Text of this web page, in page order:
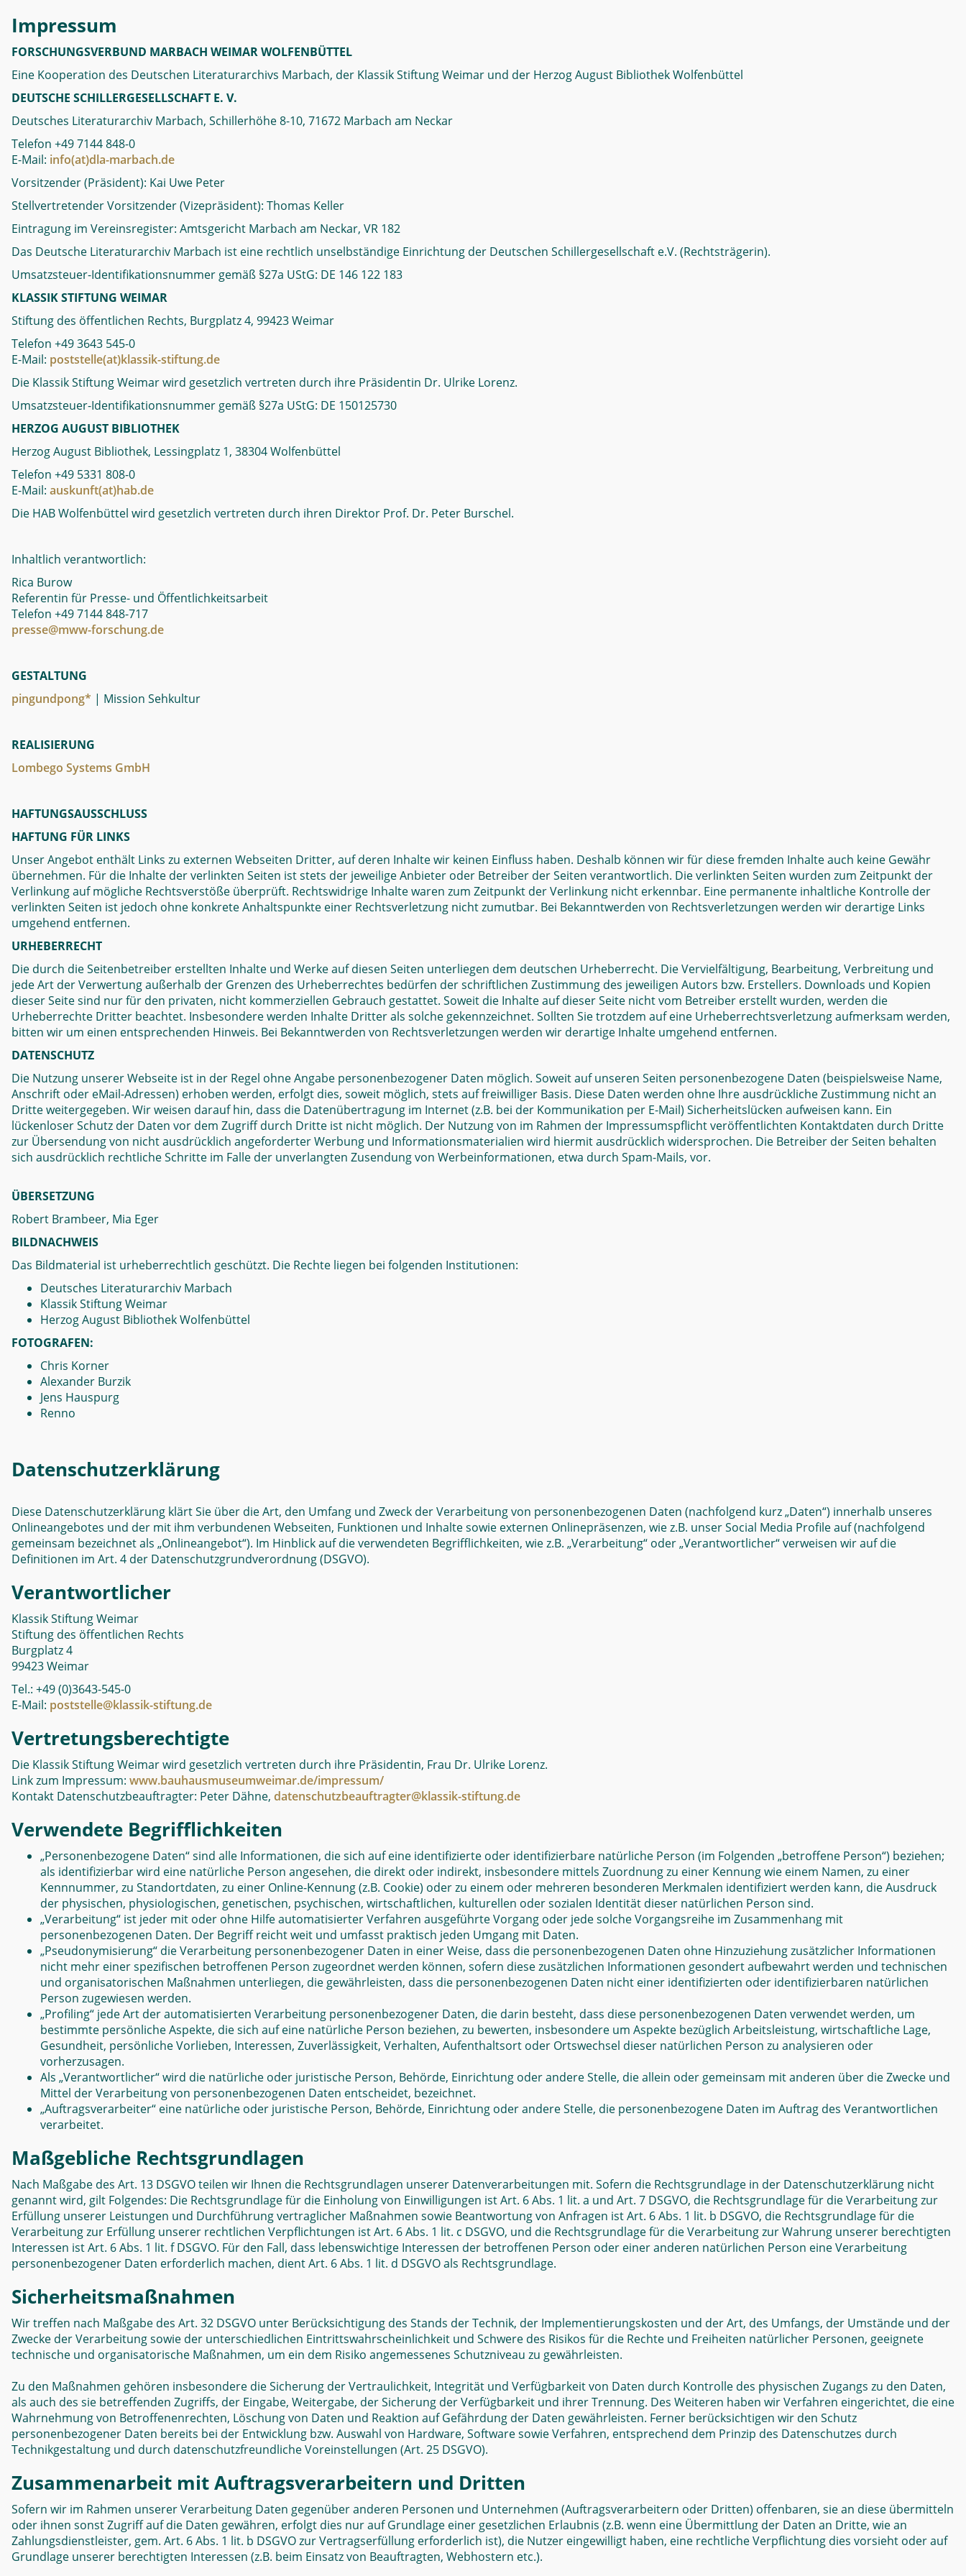
Impressum
FORSCHUNGSVERBUND MARBACH WEIMAR WOLFENBÜTTEL
Eine Kooperation des Deutschen Literaturarchivs Marbach, der Klassik Stiftung Weimar und der Herzog August Bibliothek Wolfenbüttel
DEUTSCHE SCHILLERGESELLSCHAFT E. V.
Deutsches Literaturarchiv Marbach, Schillerhöhe 8-10, 71672 Marbach am Neckar
Telefon +49 7144 848-0
E-Mail: info(at)dla-marbach.de
Vorsitzender (Präsident): Kai Uwe Peter
Stellvertretender Vorsitzender (Vizepräsident): Thomas Keller
Eintragung im Vereinsregister: Amtsgericht Marbach am Neckar, VR 182
Das Deutsche Literaturarchiv Marbach ist eine rechtlich unselbständige Einrichtung der Deutschen Schillergesellschaft e.V. (Rechtsträgerin).
Umsatzsteuer-Identifikationsnummer gemäß §27a UStG: DE 146 122 183
KLASSIK STIFTUNG WEIMAR
Stiftung des öffentlichen Rechts, Burgplatz 4, 99423 Weimar
Telefon +49 3643 545-0
E-Mail: poststelle(at)klassik-stiftung.de
Die Klassik Stiftung Weimar wird gesetzlich vertreten durch ihre Präsidentin Dr. Ulrike Lorenz.
Umsatzsteuer-Identifikationsnummer gemäß §27a UStG: DE 150125730
HERZOG AUGUST BIBLIOTHEK
Herzog August Bibliothek, Lessingplatz 1, 38304 Wolfenbüttel
Telefon +49 5331 808-0
E-Mail: auskunft(at)hab.de
Die HAB Wolfenbüttel wird gesetzlich vertreten durch ihren Direktor Prof. Dr. Peter Burschel.
Inhaltlich verantwortlich:
Rica Burow
Referentin für Presse- und Öffentlichkeitsarbeit
Telefon +49 7144 848-717
presse@mww-forschung.de
GESTALTUNG
pingundpong* | Mission Sehkultur
REALISIERUNG
Lombego Systems GmbH
HAFTUNGSAUSSCHLUSS
HAFTUNG FÜR LINKS
Unser Angebot enthält Links zu externen Webseiten Dritter, auf deren Inhalte wir keinen Einfluss haben. Deshalb können wir für diese fremden Inhalte auch keine Gewähr
übernehmen. Für die Inhalte der verlinkten Seiten ist stets der jeweilige Anbieter oder Betreiber der Seiten verantwortlich. Die verlinkten Seiten wurden zum Zeitpunkt der
Verlinkung auf mögliche Rechtsverstöße überprüft. Rechtswidrige Inhalte waren zum Zeitpunkt der Verlinkung nicht erkennbar. Eine permanente inhaltliche Kontrolle der
verlinkten Seiten ist jedoch ohne konkrete Anhaltspunkte einer Rechtsverletzung nicht zumutbar. Bei Bekanntwerden von Rechtsverletzungen werden wir derartige Links
umgehend entfernen.
URHEBERRECHT
Die durch die Seitenbetreiber erstellten Inhalte und Werke auf diesen Seiten unterliegen dem deutschen Urheberrecht. Die Vervielfältigung, Bearbeitung, Verbreitung und
jede Art der Verwertung außerhalb der Grenzen des Urheberrechtes bedürfen der schriftlichen Zustimmung des jeweiligen Autors bzw. Erstellers. Downloads und Kopien
dieser Seite sind nur für den privaten, nicht kommerziellen Gebrauch gestattet. Soweit die Inhalte auf dieser Seite nicht vom Betreiber erstellt wurden, werden die
Urheberrechte Dritter beachtet. Insbesondere werden Inhalte Dritter als solche gekennzeichnet. Sollten Sie trotzdem auf eine Urheberrechtsverletzung aufmerksam werden,
bitten wir um einen entsprechenden Hinweis. Bei Bekanntwerden von Rechtsverletzungen werden wir derartige Inhalte umgehend entfernen.
DATENSCHUTZ
Die Nutzung unserer Webseite ist in der Regel ohne Angabe personenbezogener Daten möglich. Soweit auf unseren Seiten personenbezogene Daten (beispielsweise Name,
Anschrift oder eMail-Adressen) erhoben werden, erfolgt dies, soweit möglich, stets auf freiwilliger Basis. Diese Daten werden ohne Ihre ausdrückliche Zustimmung nicht an
Dritte weitergegeben. Wir weisen darauf hin, dass die Datenübertragung im Internet (z.B. bei der Kommunikation per E-Mail) Sicherheitslücken aufweisen kann. Ein
lückenloser Schutz der Daten vor dem Zugriff durch Dritte ist nicht möglich. Der Nutzung von im Rahmen der Impressumspflicht veröffentlichten Kontaktdaten durch Dritte
zur Übersendung von nicht ausdrücklich angeforderter Werbung und Informationsmaterialien wird hiermit ausdrücklich widersprochen. Die Betreiber der Seiten behalten
sich ausdrücklich rechtliche Schritte im Falle der unverlangten Zusendung von Werbeinformationen, etwa durch Spam-Mails, vor.
ÜBERSETZUNG
Robert Brambeer, Mia Eger
BILDNACHWEIS
Das Bildmaterial ist urheberrechtlich geschützt. Die Rechte liegen bei folgenden Institutionen:
Deutsches Literaturarchiv Marbach
Klassik Stiftung Weimar
Herzog August Bibliothek Wolfenbüttel
FOTOGRAFEN:
Chris Korner
Alexander Burzik
Jens Hauspurg
Renno
Datenschutzerklärung
Diese Datenschutzerklärung klärt Sie über die Art, den Umfang und Zweck der Verarbeitung von personenbezogenen Daten (nachfolgend kurz „Daten“) innerhalb unseres
Onlineangebotes und der mit ihm verbundenen Webseiten, Funktionen und Inhalte sowie externen Onlinepräsenzen, wie z.B. unser Social Media Profile auf (nachfolgend
gemeinsam bezeichnet als „Onlineangebot“). Im Hinblick auf die verwendeten Begrifflichkeiten, wie z.B. „Verarbeitung“ oder „Verantwortlicher“ verweisen wir auf die
Definitionen im Art. 4 der Datenschutzgrundverordnung (DSGVO).
Verantwortlicher
Klassik Stiftung Weimar
Stiftung des öffentlichen Rechts
Burgplatz 4
99423 Weimar
Tel.: +49 (0)3643-545-0
E-Mail: poststelle@klassik-stiftung.de
Vertretungsberechtigte
Die Klassik Stiftung Weimar wird gesetzlich vertreten durch ihre Präsidentin, Frau Dr. Ulrike Lorenz.
Link zum Impressum: www.bauhausmuseumweimar.de/impressum/
Kontakt Datenschutzbeauftragter: Peter Dähne, datenschutzbeauftragter@klassik-stiftung.de
Verwendete Begrifflichkeiten
„Personenbezogene Daten“ sind alle Informationen, die sich auf eine identifizierte oder identifizierbare natürliche Person (im Folgenden „betroffene Person“) beziehen;
als identifizierbar wird eine natürliche Person angesehen, die direkt oder indirekt, insbesondere mittels Zuordnung zu einer Kennung wie einem Namen, zu einer
Kennnummer, zu Standortdaten, zu einer Online-Kennung (z.B. Cookie) oder zu einem oder mehreren besonderen Merkmalen identifiziert werden kann, die Ausdruck
der physischen, physiologischen, genetischen, psychischen, wirtschaftlichen, kulturellen oder sozialen Identität dieser natürlichen Person sind.
„Verarbeitung“ ist jeder mit oder ohne Hilfe automatisierter Verfahren ausgeführte Vorgang oder jede solche Vorgangsreihe im Zusammenhang mit
personenbezogenen Daten. Der Begriff reicht weit und umfasst praktisch jeden Umgang mit Daten.
„Pseudonymisierung“ die Verarbeitung personenbezogener Daten in einer Weise, dass die personenbezogenen Daten ohne Hinzuziehung zusätzlicher Informationen
nicht mehr einer spezifischen betroffenen Person zugeordnet werden können, sofern diese zusätzlichen Informationen gesondert aufbewahrt werden und technischen
und organisatorischen Maßnahmen unterliegen, die gewährleisten, dass die personenbezogenen Daten nicht einer identifizierten oder identifizierbaren natürlichen
Person zugewiesen werden.
„Profiling“ jede Art der automatisierten Verarbeitung personenbezogener Daten, die darin besteht, dass diese personenbezogenen Daten verwendet werden, um
bestimmte persönliche Aspekte, die sich auf eine natürliche Person beziehen, zu bewerten, insbesondere um Aspekte bezüglich Arbeitsleistung, wirtschaftliche Lage,
Gesundheit, persönliche Vorlieben, Interessen, Zuverlässigkeit, Verhalten, Aufenthaltsort oder Ortswechsel dieser natürlichen Person zu analysieren oder
vorherzusagen.
Als „Verantwortlicher“ wird die natürliche oder juristische Person, Behörde, Einrichtung oder andere Stelle, die allein oder gemeinsam mit anderen über die Zwecke und
Mittel der Verarbeitung von personenbezogenen Daten entscheidet, bezeichnet.
„Auftragsverarbeiter“ eine natürliche oder juristische Person, Behörde, Einrichtung oder andere Stelle, die personenbezogene Daten im Auftrag des Verantwortlichen
verarbeitet.
Maßgebliche Rechtsgrundlagen
Nach Maßgabe des Art. 13 DSGVO teilen wir Ihnen die Rechtsgrundlagen unserer Datenverarbeitungen mit. Sofern die Rechtsgrundlage in der Datenschutzerklärung nicht
genannt wird, gilt Folgendes: Die Rechtsgrundlage für die Einholung von Einwilligungen ist Art. 6 Abs. 1 lit. a und Art. 7 DSGVO, die Rechtsgrundlage für die Verarbeitung zur
Erfüllung unserer Leistungen und Durchführung vertraglicher Maßnahmen sowie Beantwortung von Anfragen ist Art. 6 Abs. 1 lit. b DSGVO, die Rechtsgrundlage für die
Verarbeitung zur Erfüllung unserer rechtlichen Verpflichtungen ist Art. 6 Abs. 1 lit. c DSGVO, und die Rechtsgrundlage für die Verarbeitung zur Wahrung unserer berechtigten
Interessen ist Art. 6 Abs. 1 lit. f DSGVO. Für den Fall, dass lebenswichtige Interessen der betroffenen Person oder einer anderen natürlichen Person eine Verarbeitung
personenbezogener Daten erforderlich machen, dient Art. 6 Abs. 1 lit. d DSGVO als Rechtsgrundlage.
Sicherheitsmaßnahmen
Wir treffen nach Maßgabe des Art. 32 DSGVO unter Berücksichtigung des Stands der Technik, der Implementierungskosten und der Art, des Umfangs, der Umstände und der
Zwecke der Verarbeitung sowie der unterschiedlichen Eintrittswahrscheinlichkeit und Schwere des Risikos für die Rechte und Freiheiten natürlicher Personen, geeignete
technische und organisatorische Maßnahmen, um ein dem Risiko angemessenes Schutzniveau zu gewährleisten.
Zu den Maßnahmen gehören insbesondere die Sicherung der Vertraulichkeit, Integrität und Verfügbarkeit von Daten durch Kontrolle des physischen Zugangs zu den Daten,
als auch des sie betreffenden Zugriffs, der Eingabe, Weitergabe, der Sicherung der Verfügbarkeit und ihrer Trennung. Des Weiteren haben wir Verfahren eingerichtet, die eine
Wahrnehmung von Betroffenenrechten, Löschung von Daten und Reaktion auf Gefährdung der Daten gewährleisten. Ferner berücksichtigen wir den Schutz
personenbezogener Daten bereits bei der Entwicklung bzw. Auswahl von Hardware, Software sowie Verfahren, entsprechend dem Prinzip des Datenschutzes durch
Technikgestaltung und durch datenschutzfreundliche Voreinstellungen (Art. 25 DSGVO).
Zusammenarbeit mit Auftragsverarbeitern und Dritten
Sofern wir im Rahmen unserer Verarbeitung Daten gegenüber anderen Personen und Unternehmen (Auftragsverarbeitern oder Dritten) offenbaren, sie an diese übermitteln
oder ihnen sonst Zugriff auf die Daten gewähren, erfolgt dies nur auf Grundlage einer gesetzlichen Erlaubnis (z.B. wenn eine Übermittlung der Daten an Dritte, wie an
Zahlungsdienstleister, gem. Art. 6 Abs. 1 lit. b DSGVO zur Vertragserfüllung erforderlich ist), die Nutzer eingewilligt haben, eine rechtliche Verpflichtung dies vorsieht oder auf
Grundlage unserer berechtigten Interessen (z.B. beim Einsatz von Beauftragten, Webhostern etc.).